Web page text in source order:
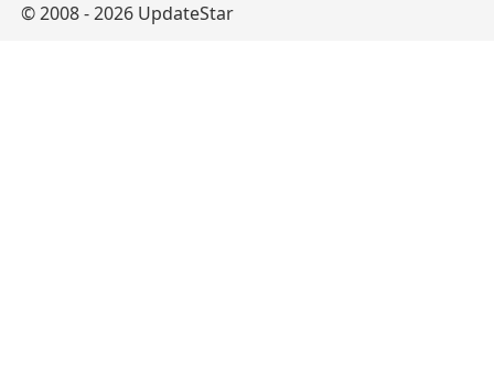
© 2008 - 2026 UpdateStar